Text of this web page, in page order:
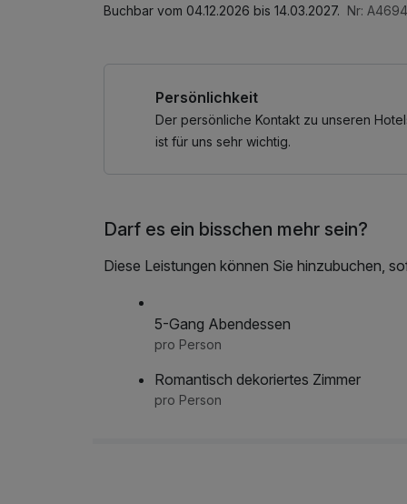
Pferdeschlittenfahrten zu den urigen
1 x Welcome Drink, Saunabenutzung,
Buchbar vom 04.12.2026 bis 14.03.2027. Nr:
Persönlichkeit
Der persönliche Kontakt zu unseren
ist für uns sehr wichtig.
Darf es ein bisschen mehr sein?
Diese Leistungen können Sie hinzubuchen,
5-Gang Abendessen
pro Person
Romantisch dekoriertes Zimmer
pro Person